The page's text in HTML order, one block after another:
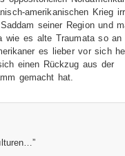
amerikanischen Krieg
seiner Region und
wie es alte Traumata so an
es lieber vor sich
einen Rückzug aus der
gemacht hat.